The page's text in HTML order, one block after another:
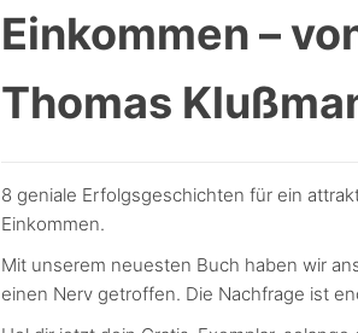
Einkommen –
Thomas
8 geniale Erfolgsgeschichten für ein
Einkommen.
Mit unserem neuesten Buch haben wir
einen Nerv getroffen. Die Nachfrage ist